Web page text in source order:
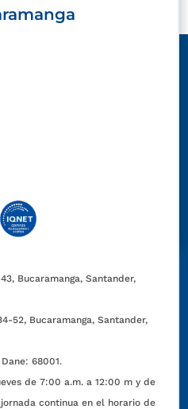
Bucaramanga, Santander,
52, Bucaramanga, Santander,
68001.
de 7:00 a.m. a 12:00 m y de
continua en el horario de